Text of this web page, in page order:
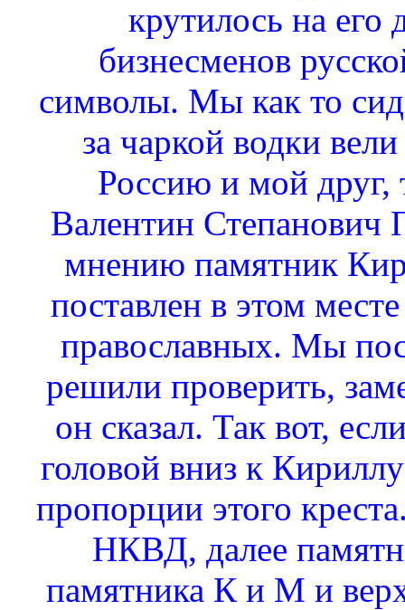
крутилось на его
бизнесменов
символы. Мы как то
за чаркой водки
Россию и мой друг,
Валентин Степанович
мнению памятник
поставлен в этом
православных. Мы
решили проверить,
он сказал. Так вот,
головой вниз к
пропорции этого
НКВД, далее
памятника К и М и